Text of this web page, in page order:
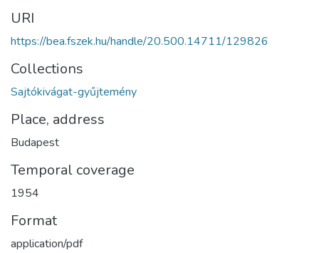
URI
https://bea.fszek.hu/handle/20.500.14711/129826
Collections
Sajtókivágat-gyűjtemény
Place, address
Budapest
Temporal coverage
1954
Format
application/pdf